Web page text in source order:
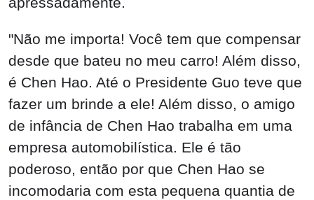
"Não me importa! Você tem que compensar
desde que bateu no meu carro! Além disso,
é Chen Hao. Até o Presidente Guo teve que
fazer um brinde a ele! Além disso, o amigo
de infância de Chen Hao trabalha em uma
empresa automobilística. Ele é tão
poderoso, então por que Chen Hao se
incomodaria com esta pequena quantia de